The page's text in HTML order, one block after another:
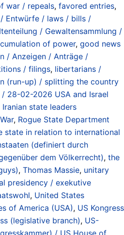
war / repeals, favored entries,
Entwürfe / laws / bills /
/ Gewaltensammlung /
of power, good news
/ Anzeigen / Anträge /
/ filings, libertarians /
(run-up) / splitting the country
28-02-2026 USA and Israel
state leaders
, Rogue State Department
state in relation to international
(definiert durch
dem Völkerrecht), the
, Thomas Massie, unitary
presidency / exekutive
, United States
of America (USA), US Kongress
(legislative branch), US-
/ US House of